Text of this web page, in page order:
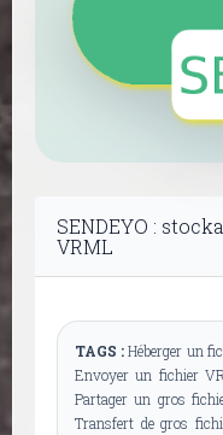
SENDEYO :
VRML
TAGS :Héberger un
Envoyer un fichier
Partager un gros
Transfert de gros